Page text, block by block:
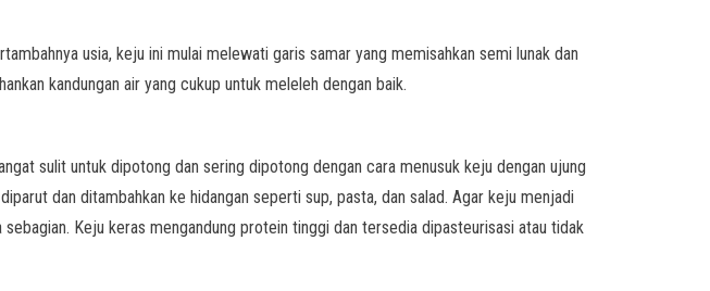
usia, keju ini mulai melewati garis samar yang memisahkan semi lunak dan
kandungan air yang cukup untuk meleleh dengan baik.
sulit untuk dipotong dan sering dipotong dengan cara menusuk keju dengan ujung
dan ditambahkan ke hidangan seperti sup, pasta, dan salad. Agar keju menjadi
Keju keras mengandung protein tinggi dan tersedia dipasteurisasi atau tidak